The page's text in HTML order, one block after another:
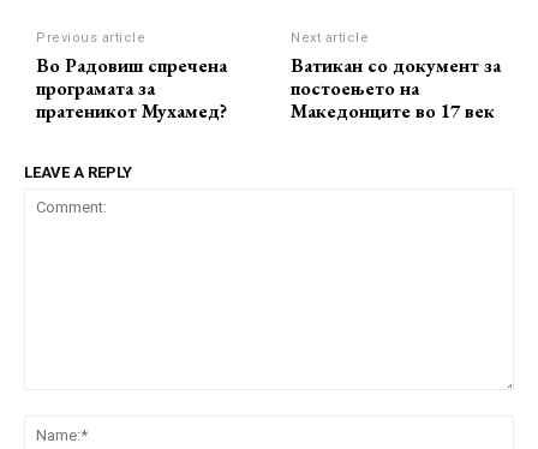
Previous article
Во Радовиш спречена
програмата за
пратеникот Мухамед?
Next article
Ватикан со документ за
постоењето на
Македонците во 17 век
LEAVE A REPLY